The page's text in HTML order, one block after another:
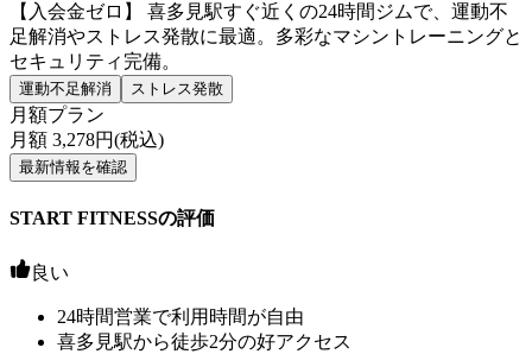
【入会金ゼロ】 喜多見駅すぐ近くの24時間ジムで、運動不
足解消やストレス発散に最適。多彩なマシントレーニングと
セキュリティ完備。
運動不足解消 ストレス発散
月額プラン
月額 3,278円(税込)
最新情報を確認
START FITNESSの評価
良い
24時間営業で利用時間が自由
喜多見駅から徒歩2分の好アクセス